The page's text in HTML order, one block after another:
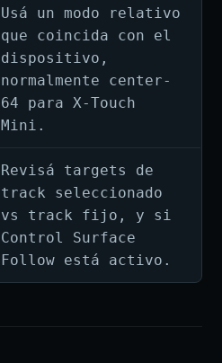
Usá un modo relativo
que coincida con el
dispositivo,
normalmente center-
64 para X-Touch
Mini.
Revisá targets de
track seleccionado
vs track fijo, y si
Control Surface
Follow está activo.